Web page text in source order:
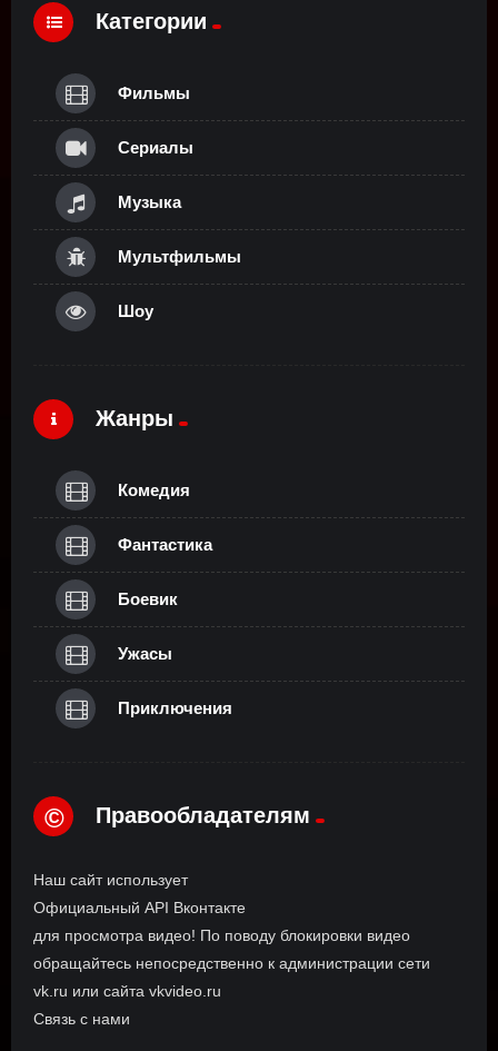
Категории
Фильмы
Сериалы
Музыка
Мультфильмы
Шоу
Жанры
Комедия
Фантастика
Боевик
Ужасы
Приключения
© Правообладателям
Наш сайт использует
Официальный API Вконтакте
для просмотра видео! По поводу блокировки видео
обращайтесь непосредственно к администрации сети
vk.ru или сайта vkvideo.ru
Связь с нами